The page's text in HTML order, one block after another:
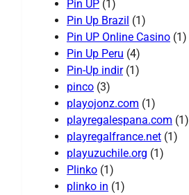
Pin UP (1)
Pin Up Brazil (1)
Pin UP Online Casino (1)
Pin Up Peru (4)
Pin-Up indir(1)
pinco (3)
playojonz.com (1)
playregalespana.com (1)
playregalfrance.net (1)
playuzuchile.org (1)
Plinko (1)
plinko in (1)